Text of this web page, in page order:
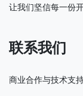
让我们坚信每一份
联系我们
商业合作与技术支